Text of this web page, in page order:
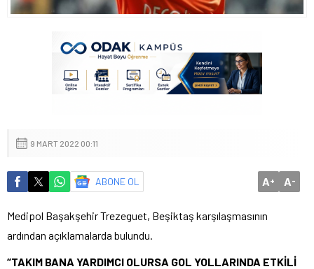
9 MART 2022 00:11
ABONE OL A+ A-
Medipol Başakşehir Trezeguet, Beşiktaş karşılaşmasının
ardından açıklamalarda bulundu.
“TAKIM BANA YARDIMCI OLURSA GOL YOLLARINDA ETKİLİ